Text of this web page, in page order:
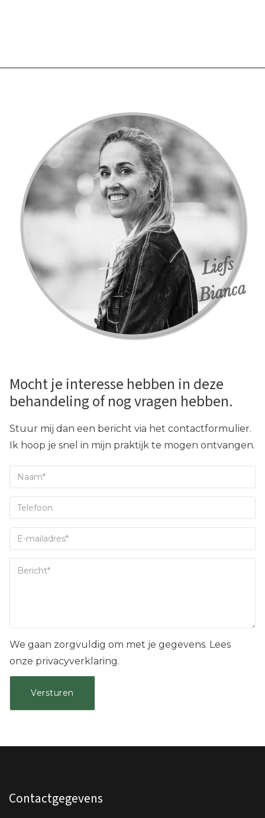
Mocht je interesse hebben in deze
behandeling of nog vragen hebben.
Stuur mij dan een bericht via het contactformulier.
Ik hoop je snel in mijn praktijk te mogen ontvangen.
We gaan zorgvuldig om met je gegevens. Lees
onze privacyverklaring.
Contactgegevens